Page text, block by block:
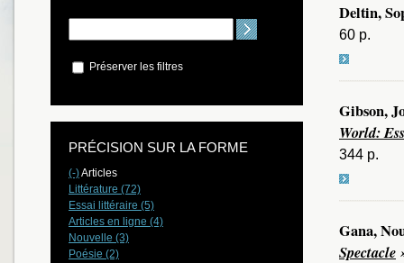
Deltin,
60 p.
Gibson,
World:
344 p.
Gana,
Spectacle
Préserver les filtres
PRÉCISION SUR LA FORME
(-)Articles
Littérature (72)
Essai littéraire (5)
Articles en ligne (4)
Nouvelle (3)
Poésie (2)